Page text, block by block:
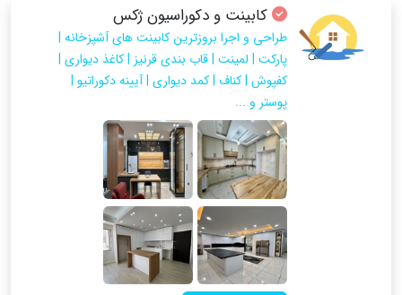
کابینت و دکوراسیون ژکس
طراحی و اجرا بروزترین کابینت های آشپزخانه |
پارکت | لمینت | قاب بندی قرنیز | کاغذ دیواری |
کفپوش | کناف | کمد دیواری | آیینه دکوراتیو |
پوستر و ...